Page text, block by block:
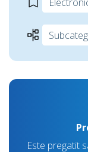
Este pregatit